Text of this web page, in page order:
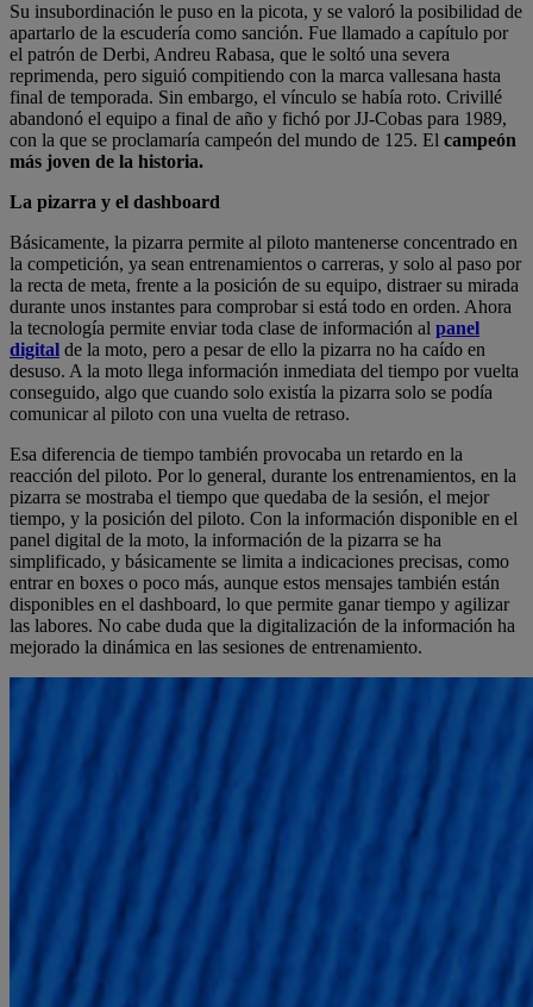
Su insubordinación le puso en la picota, y se valoró la posibilidad de
apartarlo de la escudería como sanción. Fue llamado a capítulo por
el patrón de Derbi, Andreu Rabasa, que le soltó una severa
reprimenda, pero siguió compitiendo con la marca vallesana hasta
final de temporada. Sin embargo, el vínculo se había roto. Crivillé
abandonó el equipo a final de año y fichó por JJ-Cobas para 1989,
con la que se proclamaría campeón del mundo de 125. El campeón
más joven de la historia.
La pizarra y el dashboard
Básicamente, la pizarra permite al piloto mantenerse concentrado en
la competición, ya sean entrenamientos o carreras, y solo al paso por
la recta de meta, frente a la posición de su equipo, distraer su mirada
durante unos instantes para comprobar si está todo en orden. Ahora
la tecnología permite enviar toda clase de información al panel
digital de la moto, pero a pesar de ello la pizarra no ha caído en
desuso. A la moto llega información inmediata del tiempo por vuelta
conseguido, algo que cuando solo existía la pizarra solo se podía
comunicar al piloto con una vuelta de retraso.
Esa diferencia de tiempo también provocaba un retardo en la
reacción del piloto. Por lo general, durante los entrenamientos, en la
pizarra se mostraba el tiempo que quedaba de la sesión, el mejor
tiempo, y la posición del piloto. Con la información disponible en el
panel digital de la moto, la información de la pizarra se ha
simplificado, y básicamente se limita a indicaciones precisas, como
entrar en boxes o poco más, aunque estos mensajes también están
disponibles en el dashboard, lo que permite ganar tiempo y agilizar
las labores. No cabe duda que la digitalización de la información ha
mejorado la dinámica en las sesiones de entrenamiento.